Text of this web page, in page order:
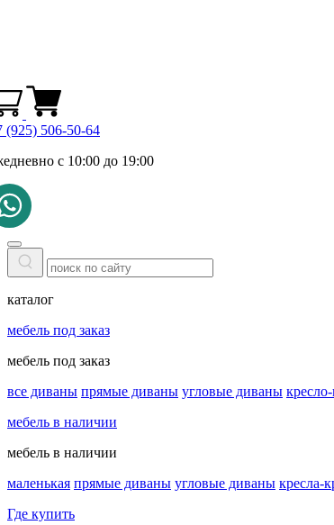
(925) 506-50-64
с 10:00 до 19:00
каталог
мебель под заказ
мебель под заказ
все диваны прямые диваны угловые диваны
мебель в наличии
мебель в наличии
маленькая прямые диваны угловые диваны кресла-
Где купить